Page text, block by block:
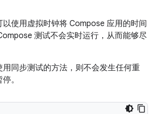
以使用虚拟时钟将 Compose 应用的时间
测试不会实时运行，从而能够尽
同步测试的方法，则不会发生任何重
。